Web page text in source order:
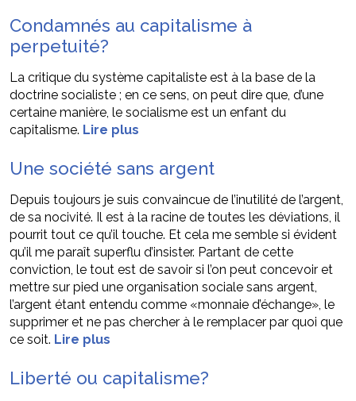
Condamnés au capitalisme à
perpetuité?
La critique du système capitaliste est à la base de la
doctrine socialiste ; en ce sens, on peut dire que, d’une
certaine manière, le socialisme est un enfant du
capitalisme. Lire plus
Une société sans argent
Depuis toujours je suis convaincue de l’inutilité de l’argent,
de sa nocivité. Il est à la racine de toutes les déviations, il
pourrit tout ce qu’il touche. Et cela me semble si évident
qu’il me paraît superflu d’insister. Partant de cette
conviction, le tout est de savoir si l’on peut concevoir et
mettre sur pied une organisation sociale sans argent,
l’argent étant entendu comme «monnaie d’échange», le
supprimer et ne pas chercher à le remplacer par quoi que
ce soit. Lire plus
Liberté ou capitalisme?